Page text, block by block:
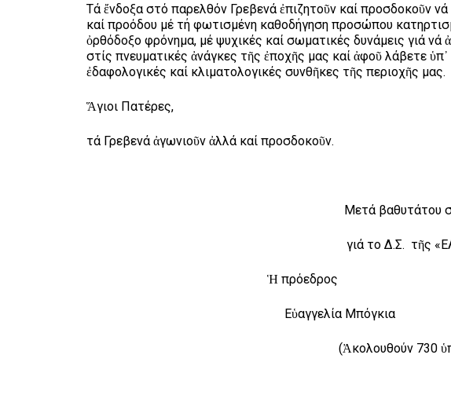
Τά ἔνδοξα στό παρελθόν Γρεβενά ἐπιζητοῦν καί προσδοκοῦν
καί προόδου μέ τή φωτισμένη καθοδήγηση προσώπου
ὀρθόδοξο φρόνημα, μέ ψυχικές καί σωματικές δυνάμεις γιά νά
στίς πνευματικές ἀνάγκες τῆς ἐποχῆς μας καί ἀφοῦ λάβετε
ἐδαφολογικές καί κλιματολογικές συνθῆκες τῆς περιοχῆς μας.
Ἅγιοι Πατέρες,
τά Γρεβενά ἀγωνιοῦν ἀλλά καί προσδοκοῦν.
Μετά βαθυτάτου
γιά το Δ.Σ. τῆς
Ἡ πρόεδρος Ἡ
Εὑαγγελία Μπόγκια
(Ἀκολουθούν 730